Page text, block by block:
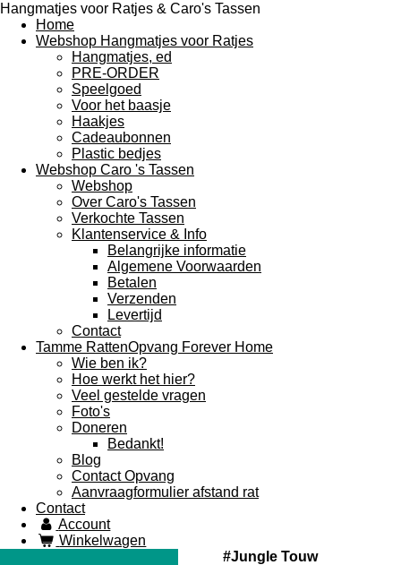
Hangmatjes voor Ratjes & Caro's Tassen
Home
Webshop Hangmatjes voor Ratjes
Hangmatjes, ed
PRE-ORDER
Speelgoed
Voor het baasje
Haakjes
Cadeaubonnen
Plastic bedjes
Webshop Caro 's Tassen
Webshop
Over Caro's Tassen
Verkochte Tassen
Klantenservice & Info
Belangrijke informatie
Algemene Voorwaarden
Betalen
Verzenden
Levertijd
Contact
Tamme RattenOpvang Forever Home
Wie ben ik?
Hoe werkt het hier?
Veel gestelde vragen
Foto's
Doneren
Bedankt!
Blog
Contact Opvang
Aanvraagformulier afstand rat
Contact
Account
Winkelwagen
#Jungle Touw